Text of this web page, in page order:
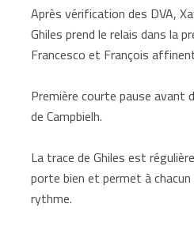
Après vérification des DVA,
Ghiles prend le relais dans la
Francesco et François
Première courte pause avant
de Campbielh.
La trace de Ghiles est
porte bien et permet à
rythme.